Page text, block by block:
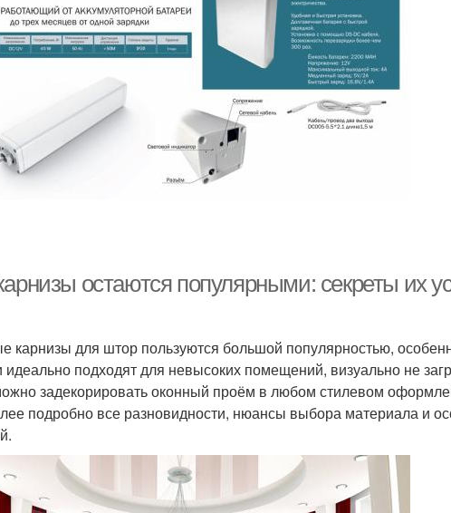
остаются популярными: секреты их
карнизы для штор пользуются большой популярностью,
подходят для невысоких помещений, визуально не
задекорировать оконный проём в любом стилевом
подробно все разновидности, нюансы выбора материала и